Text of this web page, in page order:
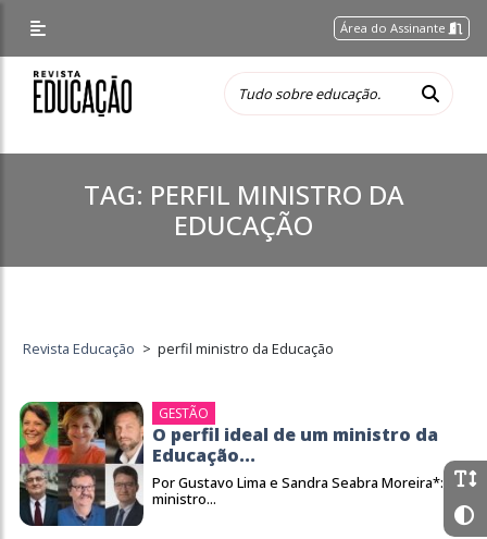
Área do Assinante
TAG: PERFIL MINISTRO DA
EDUCAÇÃO
Revista Educação > perfil ministro da Educação
GESTÃO
O perfil ideal de um ministro da
Educação...
Por Gustavo Lima e Sandra Seabra Moreira*: Um
ministro...